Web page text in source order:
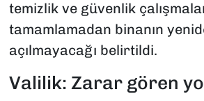
temizlik ve güvenlik
tamamlamadan binanın
açılmayacağı belirtildi.
Valilik: Zarar gören